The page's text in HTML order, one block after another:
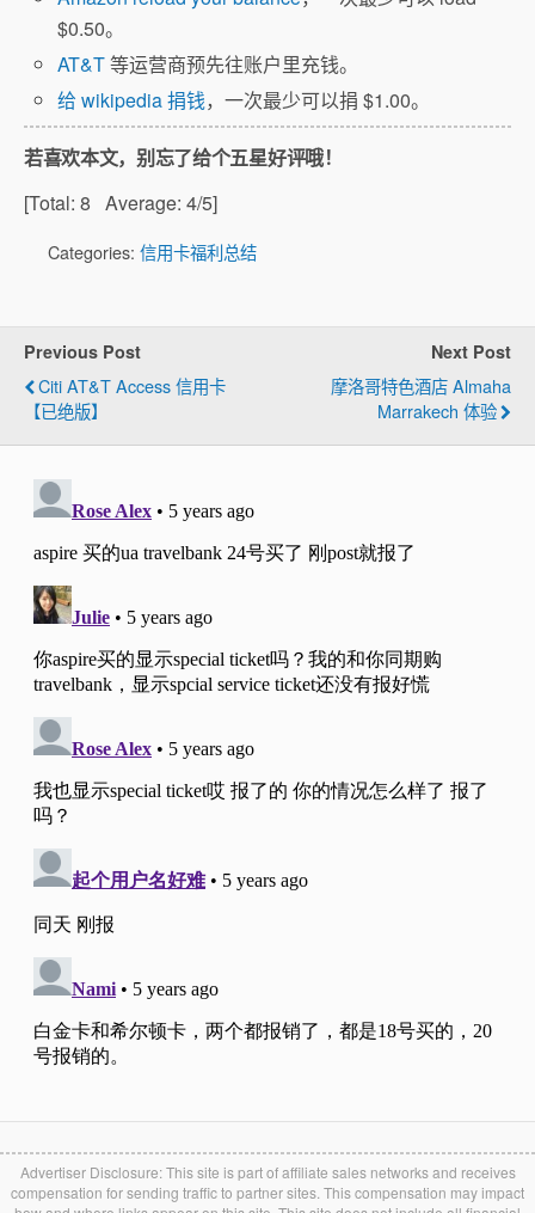
$0.50。
AT&T等运营商预先往账户里充钱。
给 wikipedia 捐钱，一次最少可以捐 $1.00。
若喜欢本文，别忘了给个五星好评哦！
[Total: 8 Average: 4/5]
Categories: 信用卡福利总结
Previous Post
Citi AT&T Access 信用卡
【已绝版】
Next Post
摩洛哥特色酒店 Almaha
Marrakech 体验
Advertiser Disclosure: This site is part of affiliate sales networks and receives
compensation for sending traffic to partner sites. This compensation may impact